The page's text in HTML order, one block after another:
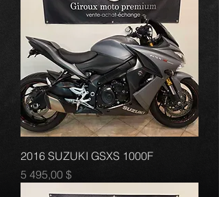
2016 SUZUKI GSXS 1000F
Prix
5 495,00 $